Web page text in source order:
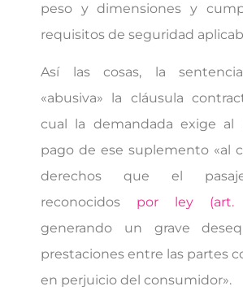
peso y dimensiones y
requisitos de seguridad
Así las cosas, la
«abusiva» la cláusula
cual la demandada exige al
pago de ese suplemento «al
derechos que el
reconocidos por ley (art.
generando un grave
prestaciones entre las partes
en perjuicio del consumidor».